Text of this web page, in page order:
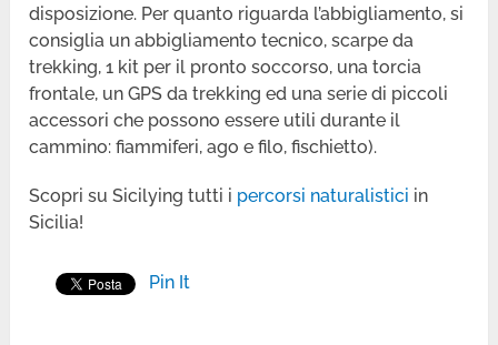
disposizione. Per quanto riguarda l’abbigliamento, si
consiglia un abbigliamento tecnico, scarpe da
trekking, 1 kit per il pronto soccorso, una torcia
frontale, un GPS da trekking ed una serie di piccoli
accessori che possono essere utili durante il
cammino: fiammiferi, ago e filo, fischietto).
Scopri su Sicilying tutti i percorsi naturalistici in
Sicilia!
Pin It